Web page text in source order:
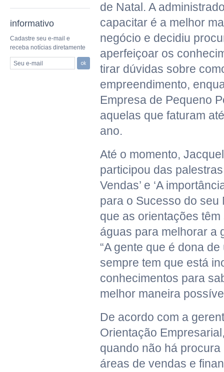
informativo
Cadastre seu e-mail e
receba notícias diretamente
Seu e-mail
de Natal. A
capacitar é a melhor
negócio e decidiu
aperfeiçoar os
tirar dúvidas sobre
empreendimento,
Empresa de Pequeno
aquelas que faturam
ano.
Até o momento,
participou das
Vendas’ e ‘A
para o Sucesso do seu
que as orientações
águas para melhorar a
“A gente que é dona
sempre tem que está
conhecimentos para
melhor maneira
De acordo com a
Orientação
quando não há
áreas de vendas e